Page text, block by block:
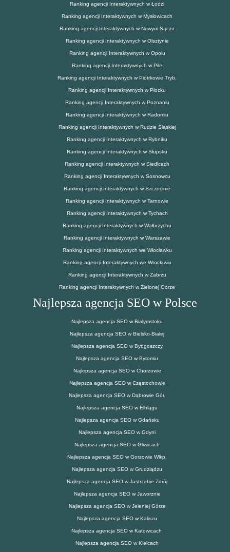
Ranking agencji Interaktywnych w Łodzi
Ranking agencji Interaktywnych w Mysłowicach
Ranking agencji Interaktywnych w Nowym Sączu
Ranking agencji Interaktywnych w Olsztynie
Ranking agencji Interaktywnych w Opolu
Ranking agencji Interaktywnych w Pile
Ranking agencji Interaktywnych w Piotrkowie Tryb.
Ranking agencji Interaktywnych w Płocku
Ranking agencji Interaktywnych w Poznaniu
Ranking agencji Interaktywnych w Radomiu
Ranking agencji Interaktywnych w Rudzie Śląskiej
Ranking agencji Interaktywnych w Rybniku
Ranking agencji Interaktywnych w Słupsku
Ranking agencji Interaktywnych w Siedlcach
Ranking agencji Interaktywnych w Sosnowcu
Ranking agencji Interaktywnych w Szczecinie
Ranking agencji Interaktywnych w Tarnowie
Ranking agencji Interaktywnych w Tychach
Ranking agencji Interaktywnych w Wałbrzychu
Ranking agencji Interaktywnych w Warszawie
Ranking agencji Interaktywnych we Włocławku
Ranking agencji Interaktywnych we Wrocławiu
Ranking agencji Interaktywnych w Zabrzu
Ranking agencji Interaktywnych w Zielonej Górze
Najlepsza agencja SEO w Polsce
Najlepsza agencja SEO w Białymstoku
Najlepsza agencja SEO w Bielsko-Białej
Najlepsza agencja SEO w Bydgoszczy
Najlepsza agencja SEO w Bytomiu
Najlepsza agencja SEO w Chorzowie
Najlepsza agencja SEO w Częstochowie
Najlepsza agencja SEO w Dąbrowie Gór.
Najlepsza agencja SEO w Elblągu
Najlepsza agencja SEO w Gdańsku
Najlepsza agencja SEO w Gdyni
Najlepsza agencja SEO w Gliwicach
Najlepsza agencja SEO w Gorzowie Wlkp.
Najlepsza agencja SEO w Grudziądzu
Najlepsza agencja SEO w Jastrzębie Zdrój
Najlepsza agencja SEO w Jaworznie
Najlepsza agencja SEO w Jeleniej Górze
Najlepsza agencja SEO w Kaliszu
Najlepsza agencja SEO w Katowicach
Najlepsza agencja SEO w Kielcach